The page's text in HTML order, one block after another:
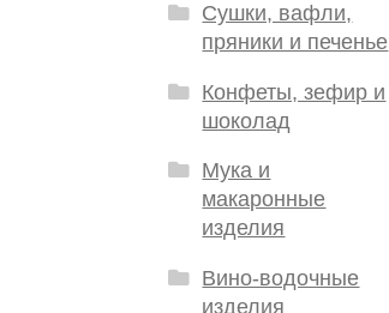
Сушки, вафли,
пряники и печенье
Конфеты, зефир и
шоколад
Мука и
макаронные
изделия
Вино-водочные
изделия